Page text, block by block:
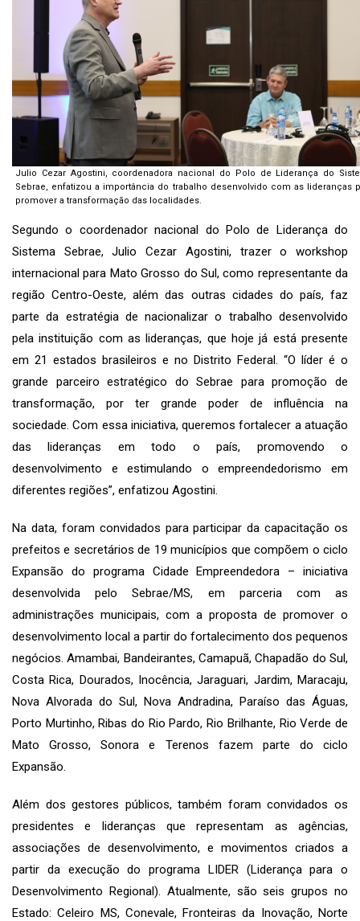
Julio Cezar Agostini, coordenadora nacional do Polo de Liderança do
Sebrae, enfatizou a importância do trabalho desenvolvido com as lideranças
promover a transformação das localidades.
Segundo o coordenador nacional do Polo de Liderança do
Sistema Sebrae, Julio Cezar Agostini, trazer o workshop
internacional para Mato Grosso do Sul, como representante da
região Centro-Oeste, além das outras cidades do país, faz
parte da estratégia de nacionalizar o trabalho desenvolvido
pela instituição com as lideranças, que hoje já está presente
em 21 estados brasileiros e no Distrito Federal. “O líder é o
grande parceiro estratégico do Sebrae para promoção de
transformação, por ter grande poder de influência na
sociedade. Com essa iniciativa, queremos fortalecer a atuação
das lideranças em todo o país, promovendo o
desenvolvimento e estimulando o empreendedorismo em
diferentes regiões”, enfatizou Agostini.
Na data, foram convidados para participar da capacitação os
prefeitos e secretários de 19 municípios que compõem o ciclo
Expansão do programa Cidade Empreendedora – iniciativa
desenvolvida pelo Sebrae/MS, em parceria com as
administrações municipais, com a proposta de promover o
desenvolvimento local a partir do fortalecimento dos pequenos
negócios. Amambai, Bandeirantes, Camapuã, Chapadão do Sul,
Costa Rica, Dourados, Inocência, Jaraguari, Jardim, Maracaju,
Nova Alvorada do Sul, Nova Andradina, Paraíso das Águas,
Porto Murtinho, Ribas do Rio Pardo, Rio Brilhante, Rio Verde de
Mato Grosso, Sonora e Terenos fazem parte do ciclo
Expansão.
Além dos gestores públicos, também foram convidados os
presidentes e lideranças que representam as agências,
associações de desenvolvimento, e movimentos criados a
partir da execução do programa LIDER (Liderança para o
Desenvolvimento Regional). Atualmente, são seis grupos no
Estado: Celeiro MS, Conevale, Fronteiras da Inovação, Norte